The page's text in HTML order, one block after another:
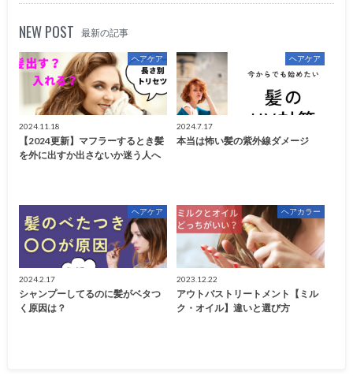
NEW POST 最新の記事
ヘアケア
2024.11.18
【2024更新】マフラーするとき髪
を外に出すか出さないか迷う人へ
ヘアケア
2024.7.17
本当は怖い髪の紫外線ダメージ
ヘアケア
2024.2.17
シャンプーしてるのに髪がベタつ
く原因は？
ヘアカラー
2023.12.22
アウトバストリートメント【ミル
ク・オイル】違いと選び方